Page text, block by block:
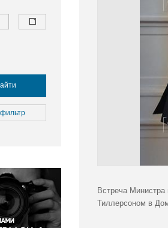
и отдых
и конфликты
Встреча
Тиллерсоном в